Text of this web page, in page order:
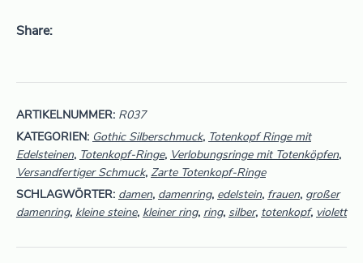
Share
ARTIKELNUMMER: R037
KATEGORIEN: Gothic Silberschmuck, Totenkopf Ringe mit
Edelsteinen, Totenkopf-Ringe, Verlobungsringe mit Totenköpfen,
Versandfertiger Schmuck, Zarte Totenkopf-Ringe
SCHLAGWÖRTER: damen, damenring, edelstein, frauen, großer
damenring, kleine steine, kleiner ring, ring, silber, totenkopf, violett